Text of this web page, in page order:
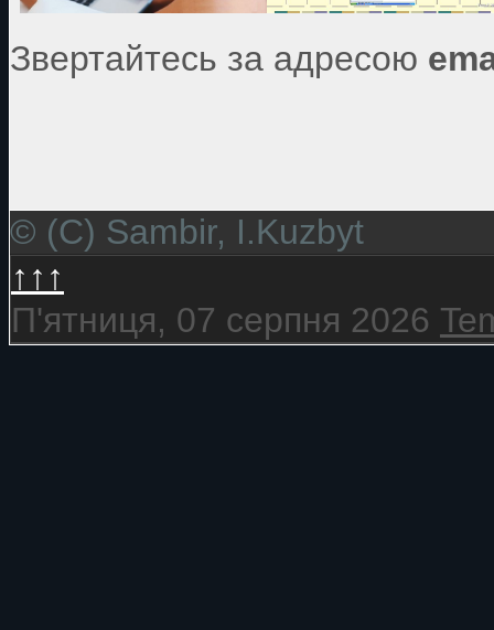
Звертайтесь за адресою
© (C) Sambir, I.Kuzbyt
↑↑↑
П'ятниця, 07 серпня 2026